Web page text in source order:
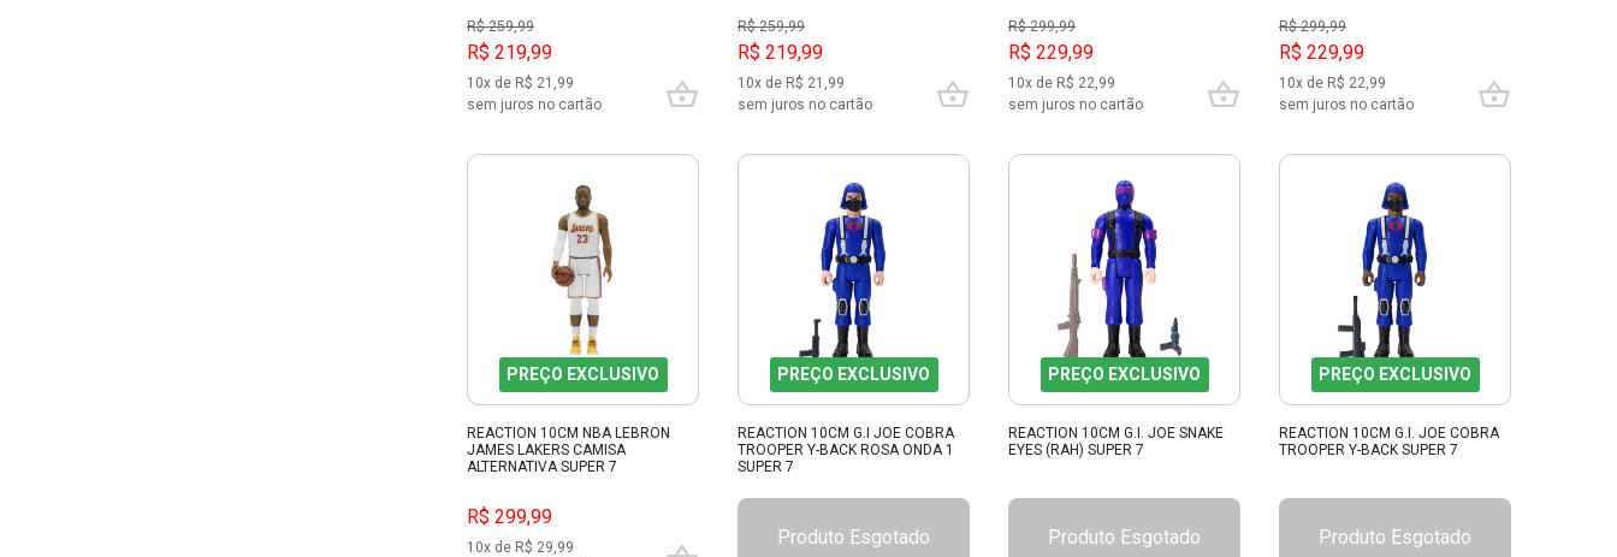
R$ 259,99
R$ 219,99
10x de R$ 21,99
sem juros no cartão
R$ 259,99
R$ 219,99
10x de R$ 21,99
sem juros no cartão
R$ 299,99
R$ 229,99
10x de R$ 22,99
sem juros no cartão
R$ 299,99
R$ 229,99
10x de R$ 22,99
sem juros no cartão
PREÇO EXCLUSIVO
REACTION 10CM NBA LEBRON
JAMES LAKERS CAMISA
ALTERNATIVA SUPER 7
R$ 299,99
10x de R$ 29,99
PREÇO EXCLUSIVO
REACTION 10CM G.I JOE COBRA
TROOPER Y-BACK ROSA ONDA 1
SUPER 7
Produto Esgotado
PREÇO EXCLUSIVO
REACTION 10CM G.I. JOE SNAKE
EYES (RAH) SUPER 7
Produto Esgotado
PREÇO EXCLUSIVO
REACTION 10CM G.I. JOE COBRA
TROOPER Y-BACK SUPER 7
Produto Esgotado